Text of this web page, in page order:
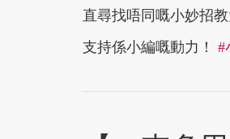
直尋找唔同嘅小妙招
支持係小編嘅動力！ #